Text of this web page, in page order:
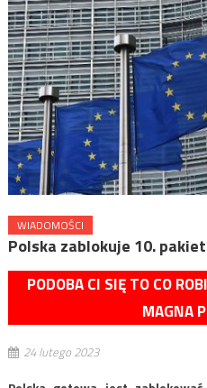
WIADOMOŚCI
​Polska zablokuje 10.
PODOBA CI SIĘ TO CO
MAGNA
24 lutego 2023